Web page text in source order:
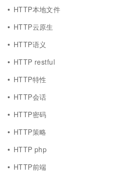
HTTP本地文件
HTTP云原生
HTTP语义
HTTP restful
HTTP特性
HTTP会话
HTTP密码
HTTP策略
HTTP php
HTTP前端